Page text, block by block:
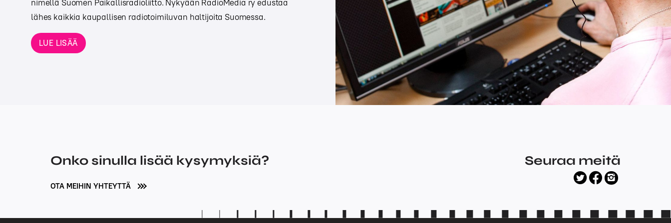
nimellä Suomen Paikallisradioliitto. Nykyään RadioMedia ry edustaa
lähes kaikkia kaupallisen radiotoimiluvan haltijoita Suomessa.
LUE LISÄÄ
Onko sinulla lisää kysymyksiä?
OTA MEIHIN YHTEYTTÄ
Seuraa meitä
twitter
facebook
instagram